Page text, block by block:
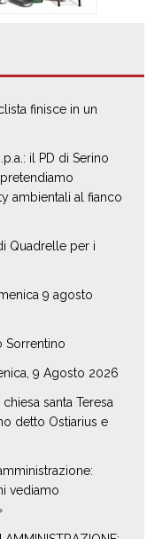
finisce in un
il PD di Serino
pretendiamo
ambientali al fianco
Quadrelle per i
9 agosto
Sorrentino
9 Agosto 2026
santa Teresa
detto Ostiarius e
vediamo